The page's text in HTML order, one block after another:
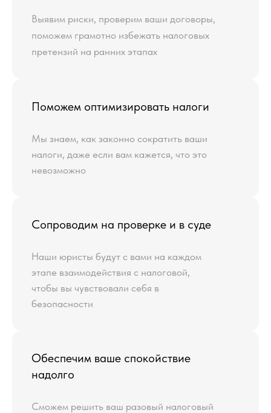
Выявим риски, проверим ваши договоры,
поможем грамотно избежать налоговых
претензий на ранних этапах
Поможем оптимизировать налоги
Мы знаем, как законно сократить ваши
налоги, даже если вам кажется, что это
невозможно
Сопроводим на проверке и в суде
Наши юристы будут с вами на каждом
этапе взаимодействия с налоговой,
чтобы вы чувствовали себя в
безопасности
Обеспечим ваше спокойствие
надолго
Сможем решить ваш разовый налоговый